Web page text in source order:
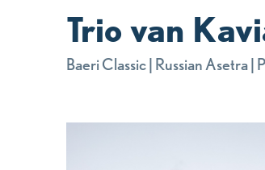
Trio van
Baeri Classic | Russian Asetra |